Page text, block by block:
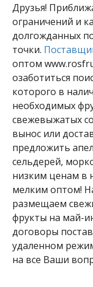
Друзья!
ограничений и
долгожданных
точки.
оптом
озаботиться
которого в
необходимых
свежевыжатых
вынос или
предложить
сельдерей,
низким ценам в
мелким оптом!
размещаем
фрукты на май-
договоры
удаленном
на все Ваши